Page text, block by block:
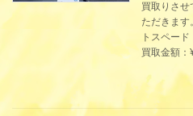
買取りさ
ただきま
トスペー
買取金額